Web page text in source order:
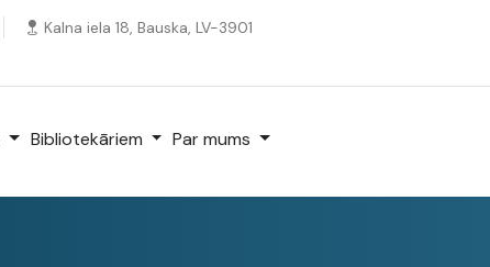
Kalna iela 18, Bauska, LV-3901
Bibliotekāriem Par mums